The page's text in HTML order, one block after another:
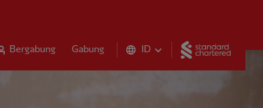
Bergabung Gabung ID